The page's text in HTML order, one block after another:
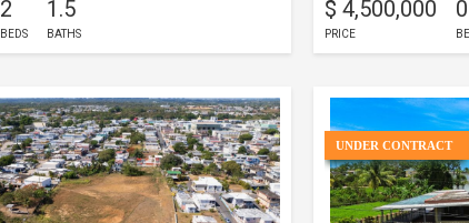
2
BEDS
1.5
BATHS
$ 4,500,000
PRICE
0
UNDER CONTRACT